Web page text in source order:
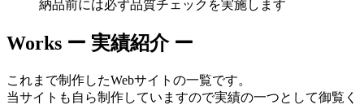
納品前には必ず品質チェックを実施します
Works ー 実績紹介 ー
これまで制作したWebサイトの一覧です。
当サイトも自ら制作していますので実績の一つとして御覧く